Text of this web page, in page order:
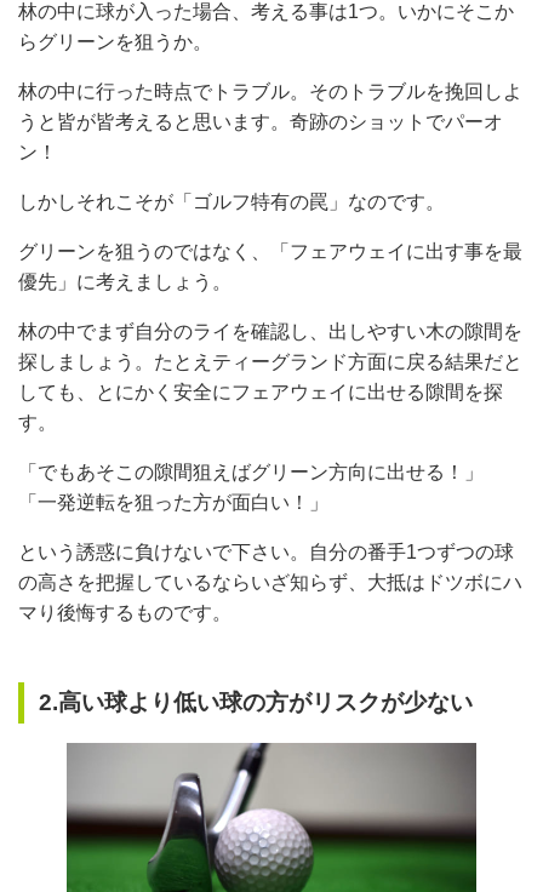
林の中に球が入った場合、考える事は1つ。いかにそこか
らグリーンを狙うか。
林の中に行った時点でトラブル。そのトラブルを挽回しよ
うと皆が皆考えると思います。奇跡のショットでパーオ
ン！
しかしそれこそが「ゴルフ特有の罠」なのです。
グリーンを狙うのではなく、「フェアウェイに出す事を最
優先」に考えましょう。
林の中でまず自分のライを確認し、出しやすい木の隙間を
探しましょう。たとえティーグランド方面に戻る結果だと
しても、とにかく安全にフェアウェイに出せる隙間を探
す。
「でもあそこの隙間狙えばグリーン方向に出せる！」
「一発逆転を狙った方が面白い！」
という誘惑に負けないで下さい。自分の番手1つずつの球
の高さを把握しているならいざ知らず、大抵はドツボにハ
マり後悔するものです。
2.高い球より低い球の方がリスクが少ない